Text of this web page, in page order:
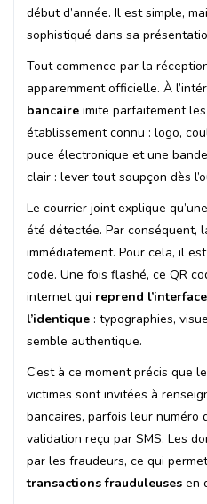
début d’année. Il est simple,
sophistiqué dans sa
Tout commence par la
apparemment officielle. À
bancaire imite parfaitement
établissement connu : logo,
puce électronique et une
clair : lever tout soupçon dès
Le courrier joint explique
été détectée. Par conséquent,
immédiatement. Pour cela, il
code. Une fois flashé, ce QR
internet qui reprend
l’identique : typographies,
semble authentique.
C’est à ce moment précis que
victimes sont invitées à
bancaires, parfois leur numéro
validation reçu par SMS. Les
par les fraudeurs, ce qui
transactions frauduleuses en